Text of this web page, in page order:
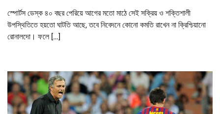
স্পোর্টস ডেস্ক ৪০ বছর পেরিয়ে আগের মতো মাঠে সেই সক্রিয় ও শক্তিশালী
উপস্থিতিতে হয়তো ঘাটতি আছে, তবে নিবেদনে কোনো কমতি রাখেন না ক্রিশ্চিয়ানো
রোনালদো। ফলে […]